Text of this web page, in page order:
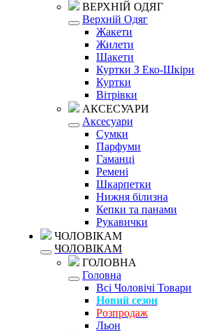
ВЕРХНІЙ ОДЯГ
Верхній Одяг
Жакети
Жилети
Шакети
Куртки З Еко-Шкіри
Куртки
Вітрівки
АКСЕСУАРИ
Аксесуари
Сумки
Парфуми
Гаманці
Ремені
Шкарпетки
Нижня білизна
Кепки та панами
Рукавички
ЧОЛОВІКАМ
ЧОЛОВІКАМ
ГОЛОВНА
Головна
Всі Чоловічі Товари
Новий сезон
Розпродаж
Льон